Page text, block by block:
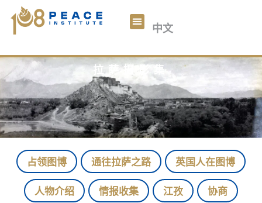
中文
English
拉萨摄影集
占领图博 通往拉萨之路 英国人在图博
人物介绍 情报收集 江孜 协商